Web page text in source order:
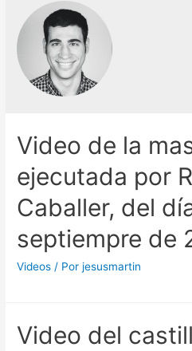
Video de la
ejecutada por
Caballer, del
septiempre de
Videos / Porjesusmartin
Video del